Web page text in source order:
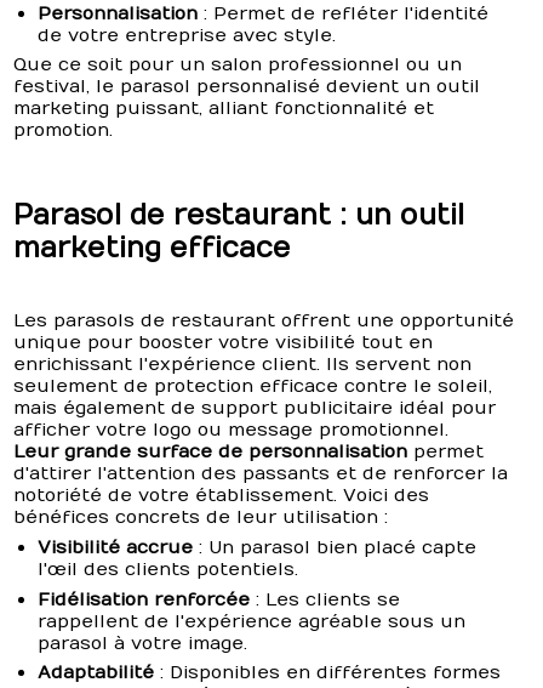
Personnalisation : Permet de refléter l'identité
de votre entreprise avec style.
Que ce soit pour un salon professionnel ou un
festival, le parasol personnalisé devient un outil
marketing puissant, alliant fonctionnalité et
promotion.
Parasol de restaurant : un outil
marketing efficace
Les parasols de restaurant offrent une opportunité
unique pour booster votre visibilité tout en
enrichissant l'expérience client. Ils servent non
seulement de protection efficace contre le soleil,
mais également de support publicitaire idéal pour
afficher votre logo ou message promotionnel.
Leur grande surface de personnalisation permet
d'attirer l'attention des passants et de renforcer la
notoriété de votre établissement. Voici des
bénéfices concrets de leur utilisation :
Visibilité accrue : Un parasol bien placé capte
l'œil des clients potentiels.
Fidélisation renforcée : Les clients se
rappellent de l'expérience agréable sous un
parasol à votre image.
Adaptabilité : Disponibles en différentes formes